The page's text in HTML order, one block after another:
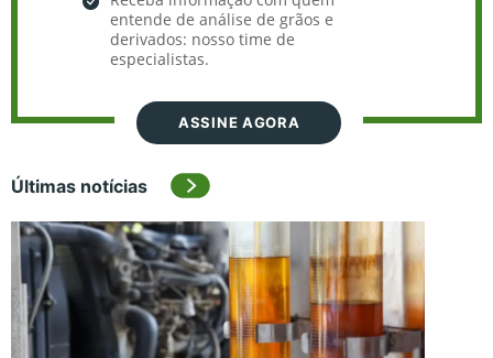
entende de análise de grãos e
derivados: nosso time de
especialistas.
ASSINE AGORA
Últimas notícias